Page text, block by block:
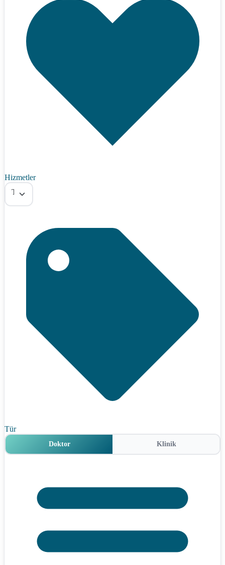
Hizmetler
Tümü
Tür
Doktor Klinik